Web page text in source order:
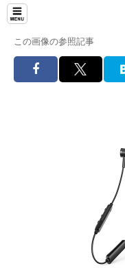
この画像の参照記事